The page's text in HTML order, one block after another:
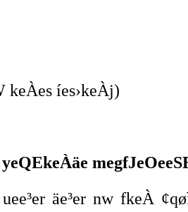
keÀes íes›keÀj)
äe³er nw fkeÀ